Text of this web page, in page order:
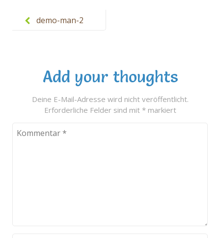
navigationdemo-man-2
Add your thoughts
Deine E-Mail-Adresse wird nicht veröffentlicht.
Erforderliche Felder sind mit *markiert